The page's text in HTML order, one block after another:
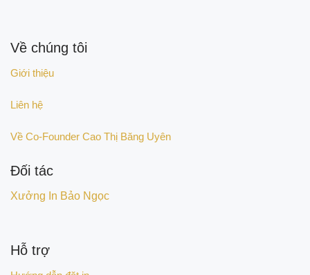
Về chúng tôi
Giới thiệu
Liên hệ
Về Co-Founder Cao Thị Băng Uyên
Đối tác
Xưởng In Bảo Ngọc
Hỗ trợ